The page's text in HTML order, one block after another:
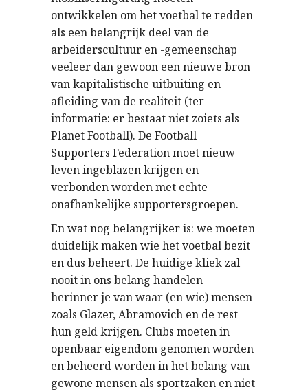
ontwikkelen om het voetbal te redden
als een belangrijk deel van de
arbeiderscultuur en -gemeenschap
veeleer dan gewoon een nieuwe bron
van kapitalistische uitbuiting en
afleiding van de realiteit (ter
informatie: er bestaat niet zoiets als
Planet Football). De Football
Supporters Federation moet nieuw
leven ingeblazen krijgen en
verbonden worden met echte
onafhankelijke supportersgroepen.
En wat nog belangrijker is: we moeten
duidelijk maken wie het voetbal bezit
en dus beheert. De huidige kliek zal
nooit in ons belang handelen –
herinner je van waar (en wie) mensen
zoals Glazer, Abramovich en de rest
hun geld krijgen. Clubs moeten in
openbaar eigendom genomen worden
en beheerd worden in het belang van
gewone mensen als sportzaken en niet